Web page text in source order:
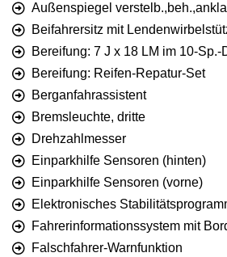
Außenspiegel
Beifahrersitz mit
Bereifung: 7 J x 18 LM im 10-Sp.-
Bereifung: Reifen-Repatur-Set
Berganfahrassistent
Bremsleuchte, dritte
Drehzahlmesser
Einparkhilfe Sensoren (hinten)
Einparkhilfe Sensoren (vorne)
Elektronisches
Fahrerinformationssystem mit
Falschfahrer-Warnfunktion